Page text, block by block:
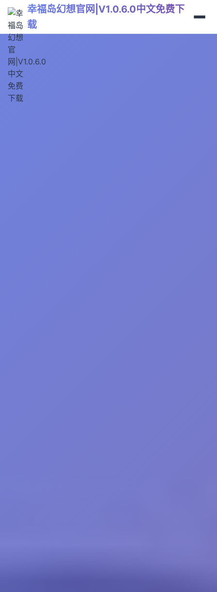
幸福岛幻想官网|V1.0.6.0中文免费下
载